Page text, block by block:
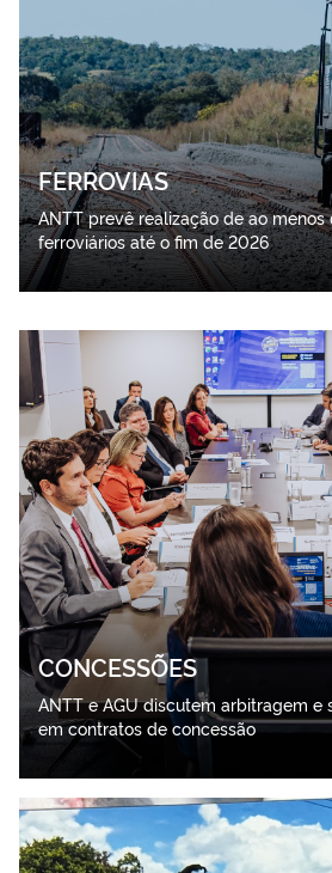
FERROVIAS
ANTT prevê realização de ao
ferroviários até o fim de 2026
CONCESSÕES
ANTT e AGU discutem arbitragem e
em contratos de concessão